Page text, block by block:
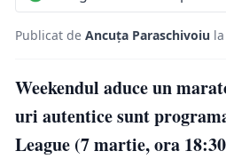
Publicat de Ancuța Paraschivoiu
Weekendul aduce un
uri autentice sunt
League (7 martie, ora